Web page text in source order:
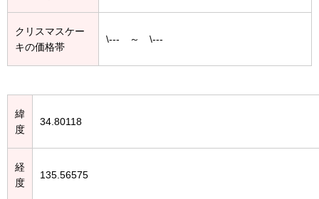
クリスマスケー
キの価格帯
\--- ～ \---
緯
度
34.80118
経
度
135.56575